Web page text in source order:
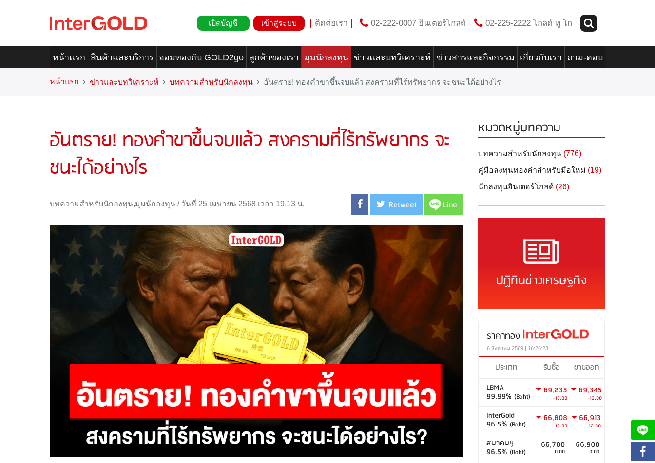
เปิดบัญชี เข้าสู่ระบบ ติดต่อเรา 02-222-0007 อินเตอร์โกลด์ 02-225-2222 โกลด์ ทู โก
หน้าแรก สินค้าและบริการ ออมทองกับ GOLD2go ลูกค้าของเรา มุมนักลงทุน ข่าวและบทวิเคราะห์ ข่าวสารและกิจกรรม เกี่ยวกับเรา ถาม-ตอบ
หน้าแรก ข่าวและบทวิเคราะห์ บทความสำหรับนักลงทุน อันตราย! ทองคำขาขึ้นจบแล้ว สงครามที่ไร้ทรัพยากร จะชนะได้อย่างไร
อันตราย! ทองคำขาขึ้นจบแล้ว สงครามที่ไร้ทรัพยากร จะ
ชนะได้อย่างไร
บทความสำหรับนักลงทุน,มุมนักลงทุน / วันที่ 25 เมษายน 2568 เวลา 19.13 น. Retweet Line
หมวดหมู่บทความ
บทความสำหรับนักลงทุน (776)
คู่มือลงทุนทองคำสำหรับมือใหม่ (19)
นักลงทุนอินเตอร์โกลด์ (26)
ปฏิทินข่าวเศรษฐกิจ
ราคาทอง
6 สิงหาคม 2569 | 16:26:23
ประเภท รับซื้อ
ขายออก
LBMA
99.99% (Baht)
69,235
-13.00
69,345
-13.00
InterGold
96.5% (Baht)
66,808
-12.00
66,913
-12.00
สมาคมฯ
96.5% (Baht)
66,700
0.00
66,900
0.00